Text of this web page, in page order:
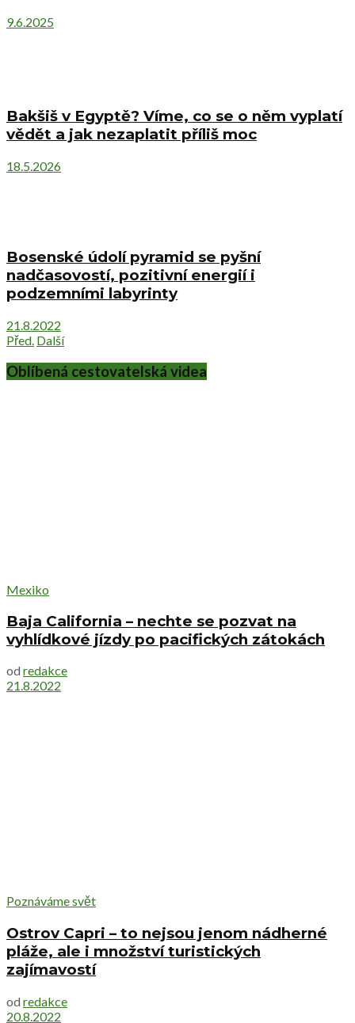
9.6.2025
Bakšiš v Egyptě? Víme, co se o něm vyplatí
vědět a jak nezaplatit příliš moc
18.5.2026
Bosenské údolí pyramid se pyšní
nadčasovostí, pozitivní energií i
podzemními labyrinty
21.8.2022
Před. Další
Oblíbená cestovatelská videa
Mexiko
Baja California – nechte se pozvat na
vyhlídkové jízdy po pacifických zátokách
od redakce
21.8.2022
Poznáváme svět
Ostrov Capri – to nejsou jenom nádherné
pláže, ale i množství turistických
zajímavostí
od redakce
20.8.2022